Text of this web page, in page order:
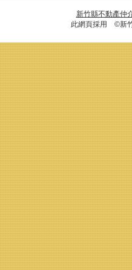
新竹縣不動產仲
此網頁採用 ©新